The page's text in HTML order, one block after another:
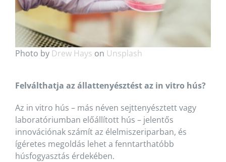
Photo by Drew Hays on Unsplash
Felválthatja az állattenyésztést az in vitro hús?
Az in vitro hús – más néven sejttenyésztett vagy
laboratóriumban előállított hús – jelentős
innovációnak számít az élelmiszeriparban, és
ígéretes megoldás lehet a fenntarthatóbb
húsfogyasztás érdekében.